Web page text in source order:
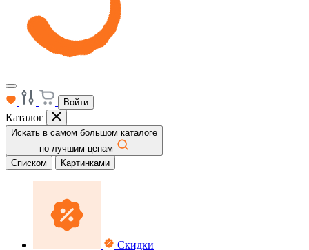
Войти
Каталог
Искать в самом большом каталоге
по лучшим ценам
Списком
Картинками
Скидки